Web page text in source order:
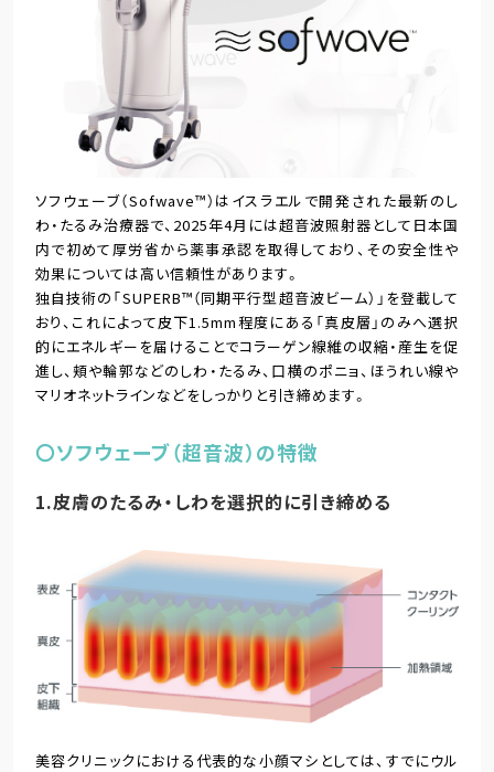
ソフウェーブ（Sofwave™）はイスラエルで開発された最新のし
わ・たるみ治療器で、2025年4月には超音波照射器として日本国
内で初めて厚労省から薬事承認を取得しており、その安全性や
効果については高い信頼性があります。
独自技術の「SUPERB™（同期平行型超音波ビーム）」を登載して
おり、これによって皮下1.5mm程度にある「真皮層」のみへ選択
的にエネルギーを届けることでコラーゲン線維の収縮・産生を促
進し、頬や輪郭などのしわ・たるみ、口横のポニョ、ほうれい線や
マリオネットラインなどをしっかりと引き締めます。
〇ソフウェーブ（超音波）の特徴
1.皮膚のたるみ・しわを選択的に引き締める
美容クリニックにおける代表的な小顔マシとしては、すでにウル